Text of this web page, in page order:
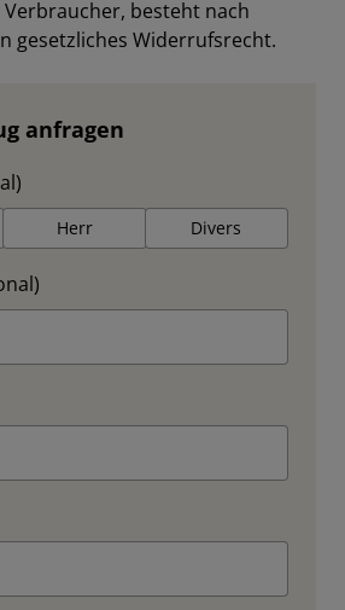
besteht nach
gesetzliches Widerrufsrecht.
anfragen
Herr Divers